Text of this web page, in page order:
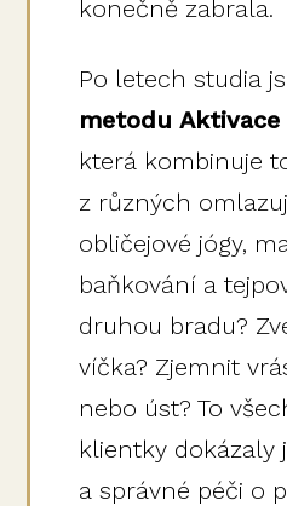
konečně zabrala.
Po letech studia
metodu
která kombinuje
z různých
obličejové jógy,
baňkování a
druhou bradu?
víčka? Zjemnit
nebo úst? To
klientky dokázaly
a správné péči o